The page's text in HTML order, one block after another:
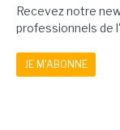
Recevez notre
professionnels de
JE M'ABONNE